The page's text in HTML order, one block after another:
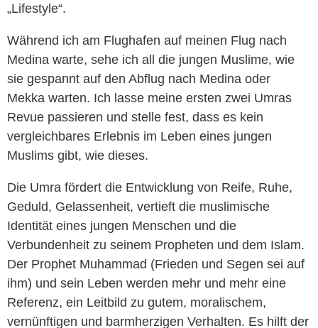
„Lifestyle“.
Während ich am Flughafen auf meinen Flug nach
Medina warte, sehe ich all die jungen Muslime, wie
sie gespannt auf den Abflug nach Medina oder
Mekka warten. Ich lasse meine ersten zwei Umras
Revue passieren und stelle fest, dass es kein
vergleichbares Erlebnis im Leben eines jungen
Muslims gibt, wie dieses.
Die Umra fördert die Entwicklung von Reife, Ruhe,
Geduld, Gelassenheit, vertieft die muslimische
Identität eines jungen Menschen und die
Verbundenheit zu seinem Propheten und dem Islam.
Der Prophet Muhammad (Frieden und Segen sei auf
ihm) und sein Leben werden mehr und mehr eine
Referenz, ein Leitbild zu gutem, moralischem,
vernünftigen und barmherzigen Verhalten. Es hilft der